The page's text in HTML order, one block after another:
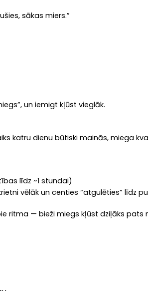
sākas miers.”
un iemigt kļūst vieglāk.
katru dienu būtiski mainās, miega
līdz ~1 stundai)
vēlāk un centies “atgulēties” līdz
ritma — bieži miegs kļūst dziļāks pats